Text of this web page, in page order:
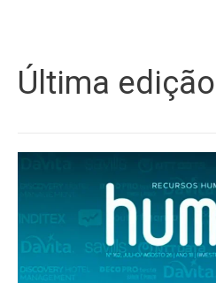
Última edição